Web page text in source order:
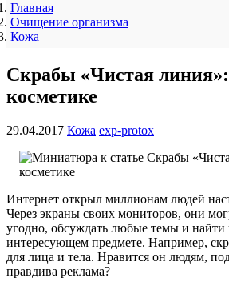
Главная
Очищение организма
Кожа
Скрабы «Чистая
косметике
29.04.2017 Кожа exp-protox
Интернет открыл миллионам людей
Через экраны своих мониторов, они
угодно, обсуждать любые темы и
интересующем предмете. Например,
для лица и тела. Нравится он людям,
правдива реклама?